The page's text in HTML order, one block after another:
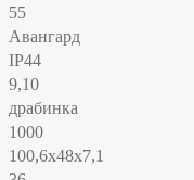
55
Авангард
IP44
9,10
драбинка
1000
100,6x48x7,1